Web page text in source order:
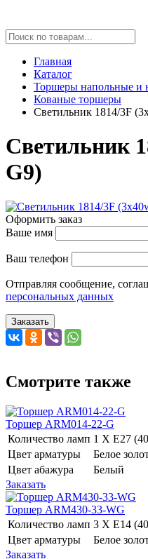
Главная
Каталог
Торшеры напольные и
Кованые торшеры
Светильник 1814/3F
Светильник
G9)
Оформить заказ
Ваше имя
Ваш телефон
Отправляя сообщение,
персональных данных
Заказать
Смотрите также
Торшер ARM014-22-G
Количество ламп 1 Х E27
Цвет арматуры
Белое
Цвет абажура
Белый
Заказать
Торшер ARM430-33-WG
Количество ламп 3 Х E14
Цвет арматуры
Белое
Заказать